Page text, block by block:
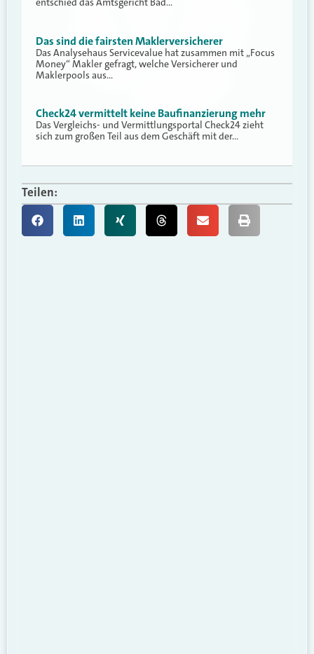
Das sind die fairsten Maklerversicherer
Das Analysehaus Servicevalue hat zusammen mit „Focus
Money“ Makler gefragt, welche Versicherer und
Maklerpools aus…
Check24 vermittelt keine Baufinanzierung mehr
Das Vergleichs- und Vermittlungsportal Check24 zieht
sich zum großen Teil aus dem Geschäft mit der…
Teilen: